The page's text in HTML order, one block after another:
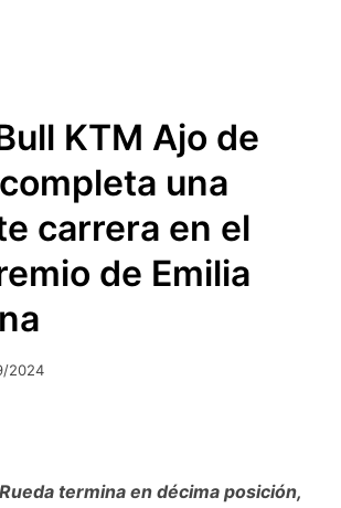
KTM Ajo de
una
carrera en el
de Emilia
2024
termina en décima posición,